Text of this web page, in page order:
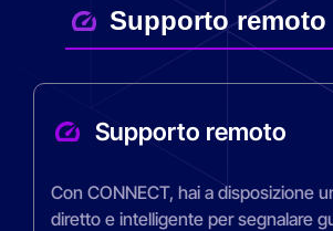
Supporto remoto
Con CONNECT, hai a disposizione
diretto e intelligente per segnalare